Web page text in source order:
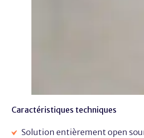
Caractéristiques techniques
Solution entièrement open